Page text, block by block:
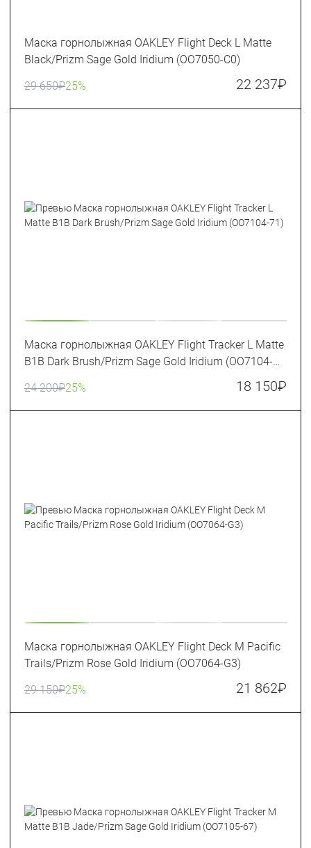
Маска горнолыжная OAKLEY Flight Deck L Matte
Black/Prizm Sage Gold Iridium (OO7050-C0)
29 650₽25% 22 237₽
Маска горнолыжная OAKLEY Flight Tracker L Matte
B1B Dark Brush/Prizm Sage Gold Iridium (OO7104-
24 200₽25% 18 150₽
Маска горнолыжная OAKLEY Flight Deck M Pacific
Trails/Prizm Rose Gold Iridium (OO7064-G3)
29 150₽25% 21 862₽